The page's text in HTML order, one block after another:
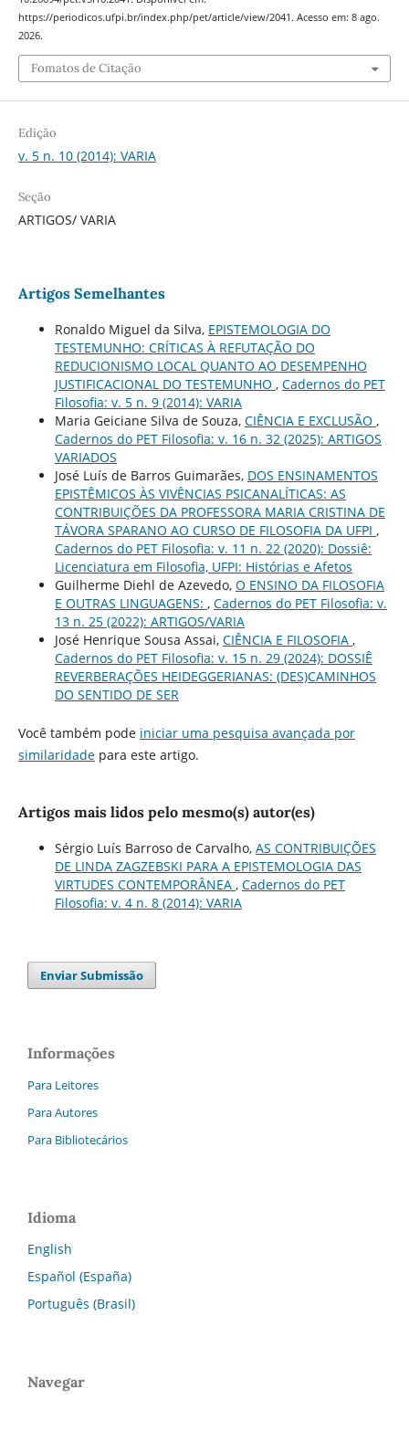
https://periodicos.ufpi.br/index.php/pet/article/view/2041. Acesso em: 8 ago.
2026.
Fomatos de Citação
Edição
v. 5 n. 10 (2014): VARIA
Seção
ARTIGOS/ VARIA
Artigos Semelhantes
Ronaldo Miguel da Silva, EPISTEMOLOGIA DO
TESTEMUNHO: CRÍTICAS À REFUTAÇÃO DO
REDUCIONISMO LOCAL QUANTO AO DESEMPENHO
JUSTIFICACIONAL DO TESTEMUNHO , Cadernos do PET
Filosofia: v. 5 n. 9 (2014): VARIA
Maria Geiciane Silva de Souza, CIÊNCIA E EXCLUSÃO ,
Cadernos do PET Filosofia: v. 16 n. 32 (2025): ARTIGOS
VARIADOS
José Luís de Barros Guimarães, DOS ENSINAMENTOS
EPISTÊMICOS ÀS VIVÊNCIAS PSICANALÍTICAS: AS
CONTRIBUIÇÕES DA PROFESSORA MARIA CRISTINA DE
TÁVORA SPARANO AO CURSO DE FILOSOFIA DA UFPI ,
Cadernos do PET Filosofia: v. 11 n. 22 (2020): Dossiê:
Licenciatura em Filosofia, UFPI: Histórias e Afetos
Guilherme Diehl de Azevedo, O ENSINO DA FILOSOFIA
E OUTRAS LINGUAGENS: , Cadernos do PET Filosofia: v.
13 n. 25 (2022): ARTIGOS/VARIA
José Henrique Sousa Assai, CIÊNCIA E FILOSOFIA ,
Cadernos do PET Filosofia: v. 15 n. 29 (2024): DOSSIÊ
REVERBERAÇÕES HEIDEGGERIANAS: (DES)CAMINHOS
DO SENTIDO DE SER
Você também pode iniciar uma pesquisa avançada por
similaridadepara este artigo.
Artigos mais lidos pelo mesmo(s) autor(es)
Sérgio Luís Barroso de Carvalho, AS CONTRIBUIÇÕES
DE LINDA ZAGZEBSKI PARA A EPISTEMOLOGIA DAS
VIRTUDES CONTEMPORÂNEA , Cadernos do PET
Filosofia: v. 4 n. 8 (2014): VARIA
Enviar Submissão
Informações
Para Leitores
Para Autores
Para Bibliotecários
Idioma
English
Español (España)
Português (Brasil)
Navegar